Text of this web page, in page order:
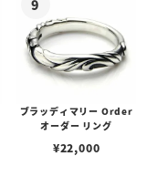
ブラッディマリー Order
オーダー リング
¥22,000